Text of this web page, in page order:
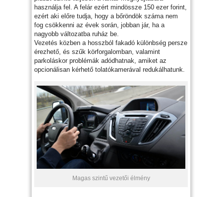
használja fel. A felár ezért mindössze 150 ezer forint,
ezért aki előre tudja, hogy a bőröndök száma nem
fog csökkenni az évek során, jobban jár, ha a
nagyobb változatba ruház be.
Vezetés közben a hosszból fakadó különbség persze
érezhető, és szűk körforgalomban, valamint
parkoláskor problémák adódhatnak, amiket az
opcionálisan kérhető tolatókamerával redukálhatunk.
Magas szintű vezetői élmény